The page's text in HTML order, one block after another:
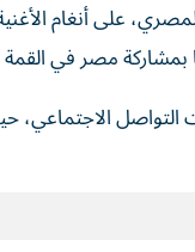
على أنغام
مصر في القمة
الاجتماعي،